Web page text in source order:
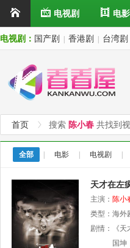
电视剧 电影
电视剧： 国产剧 香港剧 台湾剧
首页 搜索 陈小春 共找到
全部 电影 电视剧
天才在左
主演： 陈小
类型： 海外
剧情：
《
国坤